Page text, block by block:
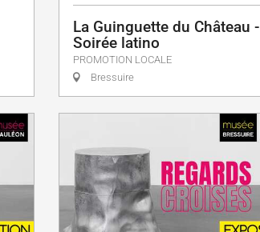
La Guinguette du Château -
Soirée latino
PROMOTION LOCALE
Bressuire